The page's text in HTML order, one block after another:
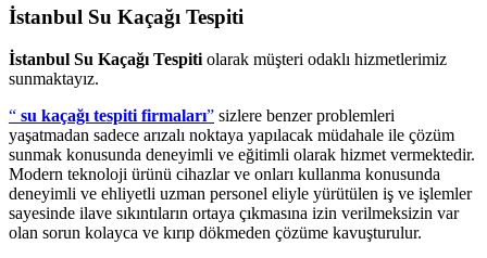
İstanbul Su Kaçağı Tespiti
İstanbul Su Kaçağı Tespiti olarak müşteri odaklı hizmetlerimiz
sunmaktayız.
“ su kaçağı tespiti firmaları” sizlere benzer problemleri
yaşatmadan sadece arızalı noktaya yapılacak müdahale ile çözüm
sunmak konusunda deneyimli ve eğitimli olarak hizmet vermektedir.
Modern teknoloji ürünü cihazlar ve onları kullanma konusunda
deneyimli ve ehliyetli uzman personel eliyle yürütülen iş ve işlemler
sayesinde ilave sıkıntıların ortaya çıkmasına izin verilmeksizin var
olan sorun kolayca ve kırıp dökmeden çözüme kavuşturulur.